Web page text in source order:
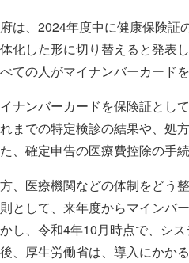
は、2024年度中に健康保険証
化した形に切り替えると発表
ての人がマイナンバーカード
ナンバーカードを保険証とし
までの特定検診の結果や、処
、確定申告の医療費控除の手
、医療機関などの体制をどう
として、来年度からマインバ
し、令和4年10月時点で、シ
、厚生労働省は、導入にかか